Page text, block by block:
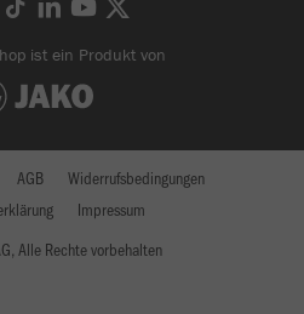
ist ein Produkt von
Alle Rechte vorbehalten
AGB
Widerrufsbedingungen
Impressum